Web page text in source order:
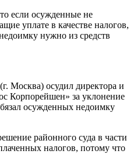
если осужденные не
уплате в качестве налогов,
нужно из средств
Москва) осудил директора и
Корпорейшен» за уклонение
осужденных недоимку
районного суда в части
налогов, потому что